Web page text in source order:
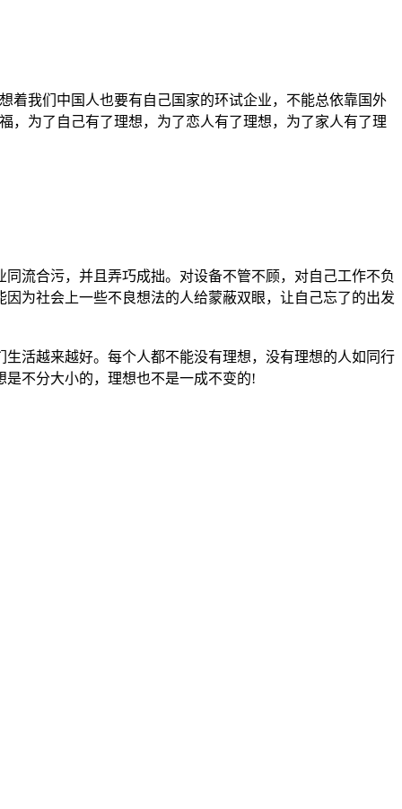
着我们中国人也要有自己国家的环试企业，不能总依靠国外
，为了自己有了理想，为了恋人有了理想，为了家人有了理
合污，并且弄巧成拙。对设备不管不顾，对自己工作不负
为社会上一些不良想法的人给蒙蔽双眼，让自己忘了的出发
活越来越好。每个人都不能没有理想，没有理想的人如同行
不分大小的，理想也不是一成不变的!